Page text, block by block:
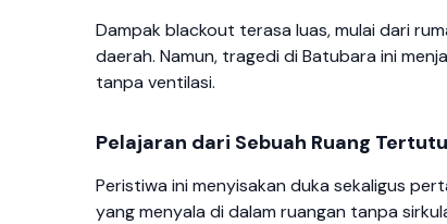
Dampak blackout terasa luas, mulai dari
daerah. Namun, tragedi di Batubara ini
tanpa ventilasi.
Pelajaran dari Sebuah Ruang
Peristiwa ini menyisakan duka sekaligus
yang menyala di dalam ruangan tanpa